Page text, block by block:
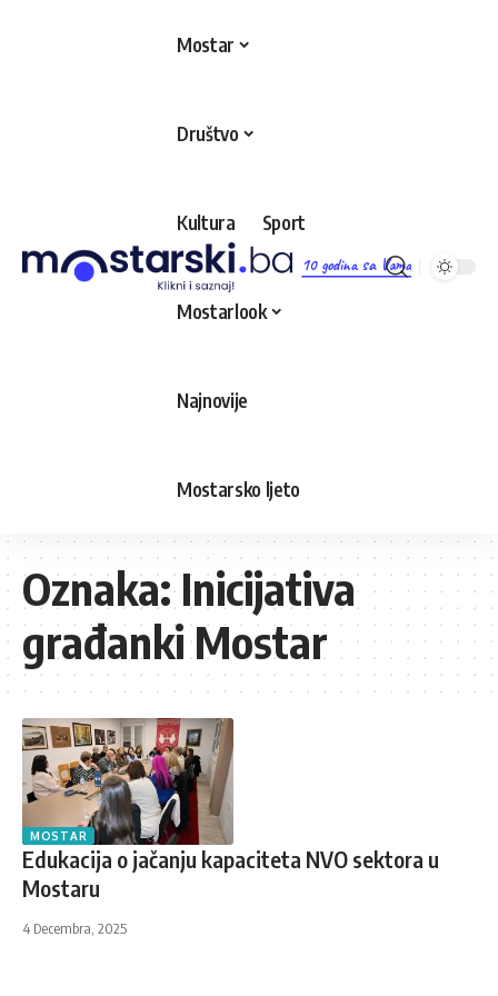
10 godina sa Vama
Mostar
Društvo
Kultura Sport
Mostarlook
Najnovije
Mostarsko ljeto
Oznaka:Inicijativa
građanki Mostar
MOSTAR
Edukacija o jačanju kapaciteta NVO sektora u
Mostaru
4 Decembra, 2025